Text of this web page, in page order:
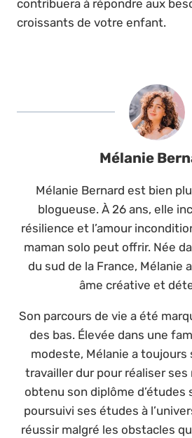
contribuera à répondre aux
croissants de votre enfant.
Mélanie
Mélanie Bernard est bien
blogueuse. À 26 ans, elle
résilience et l’amour
maman solo peut offrir. Née
du sud de la France, Mélanie
âme créative et
Son parcours de vie a été
des bas. Élevée dans une
modeste, Mélanie a toujours
travailler dur pour réaliser ses
obtenu son diplôme d’études
poursuivi ses études à
réussir malgré les obstacles